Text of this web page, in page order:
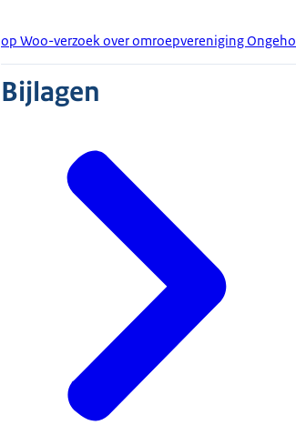
op Woo-verzoek over omroepvereniging
Bijlagen